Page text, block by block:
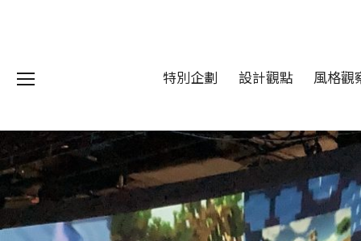
程 Milestones
目 Services
藏 Cover Archives
特別企劃 設計觀點 風格觀